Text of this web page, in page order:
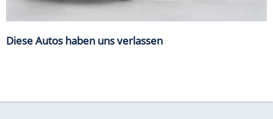
Diese Autos haben uns verlassen